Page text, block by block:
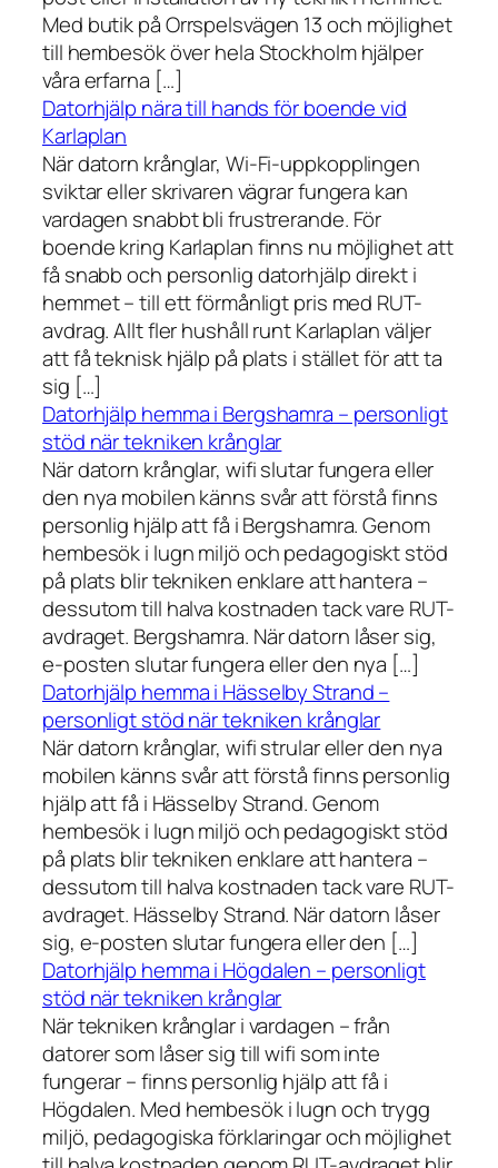
Med butik på Orrspelsvägen 13 och möjlighet
till hembesök över hela Stockholm hjälper
våra erfarna […]
Datorhjälp nära till hands för boende vid
Karlaplan
När datorn krånglar, Wi-Fi-uppkopplingen
sviktar eller skrivaren vägrar fungera kan
vardagen snabbt bli frustrerande. För
boende kring Karlaplan finns nu möjlighet att
få snabb och personlig datorhjälp direkt i
hemmet – till ett förmånligt pris med RUT-
avdrag. Allt fler hushåll runt Karlaplan väljer
att få teknisk hjälp på plats i stället för att ta
sig […]
Datorhjälp hemma i Bergshamra – personligt
stöd när tekniken krånglar
När datorn krånglar, wifi slutar fungera eller
den nya mobilen känns svår att förstå finns
personlig hjälp att få i Bergshamra. Genom
hembesök i lugn miljö och pedagogiskt stöd
på plats blir tekniken enklare att hantera –
dessutom till halva kostnaden tack vare RUT-
avdraget. Bergshamra. När datorn låser sig,
e-posten slutar fungera eller den nya […]
Datorhjälp hemma i Hässelby Strand –
personligt stöd när tekniken krånglar
När datorn krånglar, wifi strular eller den nya
mobilen känns svår att förstå finns personlig
hjälp att få i Hässelby Strand. Genom
hembesök i lugn miljö och pedagogiskt stöd
på plats blir tekniken enklare att hantera –
dessutom till halva kostnaden tack vare RUT-
avdraget. Hässelby Strand. När datorn låser
sig, e-posten slutar fungera eller den […]
Datorhjälp hemma i Högdalen – personligt
stöd när tekniken krånglar
När tekniken krånglar i vardagen – från
datorer som låser sig till wifi som inte
fungerar – finns personlig hjälp att få i
Högdalen. Med hembesök i lugn och trygg
miljö, pedagogiska förklaringar och möjlighet